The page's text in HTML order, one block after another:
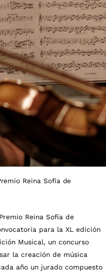
Reina Sofía de
Reina Sofía de
para la XL edición
Musical, un concurso
la creación de música
año un jurado compuesto